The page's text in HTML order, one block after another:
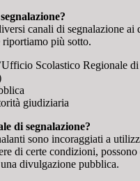
canali di segnalazione ai
riportiamo più sotto.
Scolastico Regionale
giudiziaria
di segnalazione?
sono incoraggiati a
di certe condizioni, possono
divulgazione pubblica.